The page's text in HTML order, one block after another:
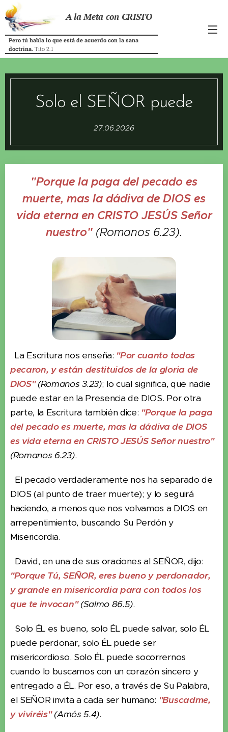
A la Meta con CRISTO
Pero tú habla lo que está de acuerdo con la sana
doctrina. Tito 2.1
Solo el SEÑOR puede
27.06.2026
"Porque la paga del pecado es
muerte, mas la dádiva de DIOS es
vida eterna en CRISTO JESÚS Señor
nuestro" (Romanos 6.23).
La Escritura nos enseña: "Por cuanto todos
pecaron, y están destituidos de la gloria de
DIOS"(Romanos 3.23); lo cual significa, que nadie
puede estar en la Presencia de DIOS. Por otra
parte, la Escritura también dice: "Porque la paga
del pecado es muerte, mas la dádiva de DIOS
es vida eterna en CRISTO JESÚS Señor nuestro"
(Romanos 6.23).
El pecado verdaderamente nos ha separado de
DIOS (al punto de traer muerte); y lo seguirá
haciendo, a menos que nos volvamos a DIOS en
arrepentimiento, buscando Su Perdón y
Misericordia.
David, en una de sus oraciones al SEÑOR, dijo:
"Porque Tú, SEÑOR, eres bueno y perdonador,
y grande en misericordia para con todos los
que te invocan"(Salmo 86.5).
Solo ÉL es bueno, solo ÉL puede salvar, solo ÉL
puede perdonar, solo ÉL puede ser
misericordioso. Solo ÉL puede socorrernos
cuando lo buscamos con un corazón sincero y
entregado a ÉL. Por eso, a través de Su Palabra,
el SEÑOR invita a cada ser humano: "Buscadme,
y viviréis"(Amós 5.4).